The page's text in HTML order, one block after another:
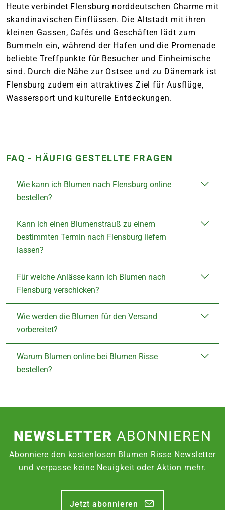
Heute verbindet Flensburg norddeutschen Charme mit
skandinavischen Einflüssen. Die Altstadt mit ihren
kleinen Gassen, Cafés und Geschäften lädt zum
Bummeln ein, während der Hafen und die Promenade
beliebte Treffpunkte für Besucher und Einheimische
sind. Durch die Nähe zur Ostsee und zu Dänemark ist
Flensburg zudem ein attraktives Ziel für Ausflüge,
Wassersport und kulturelle Entdeckungen.
FAQ - HÄUFIG GESTELLTE FRAGEN
Wie kann ich Blumen nach Flensburg online
bestellen?
Kann ich einen Blumenstrauß zu einem
bestimmten Termin nach Flensburg liefern
lassen?
Für welche Anlässe kann ich Blumen nach
Flensburg verschicken?
Wie werden die Blumen für den Versand
vorbereitet?
Warum Blumen online bei Blumen Risse
bestellen?
NEWSLETTERABONNIEREN
Abonniere den kostenlosen Blumen Risse Newsletter
und verpasse keine Neuigkeit oder Aktion mehr.
Jetzt abonnieren